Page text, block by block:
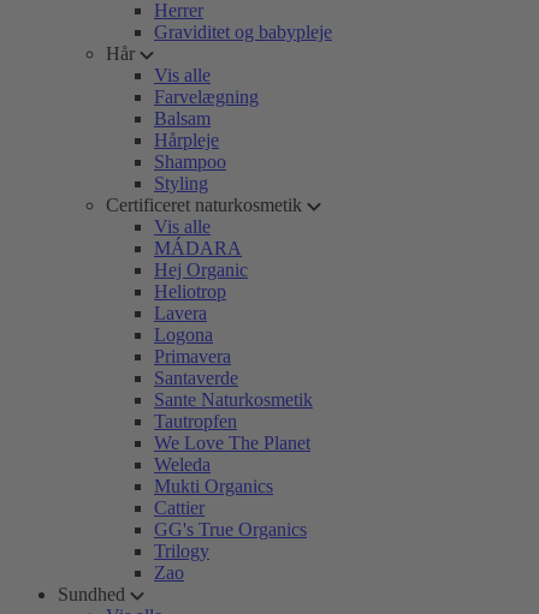
Herrer
Graviditet og babypleje
Hår
Vis alle
Farvelægning
Balsam
Hårpleje
Shampoo
Styling
Certificeret naturkosmetik
Vis alle
MÁDARA
Hej Organic
Heliotrop
Lavera
Logona
Primavera
Santaverde
Sante Naturkosmetik
Tautropfen
We Love The Planet
Weleda
Mukti Organics
Cattier
GG's True Organics
Trilogy
Zao
Sundhed